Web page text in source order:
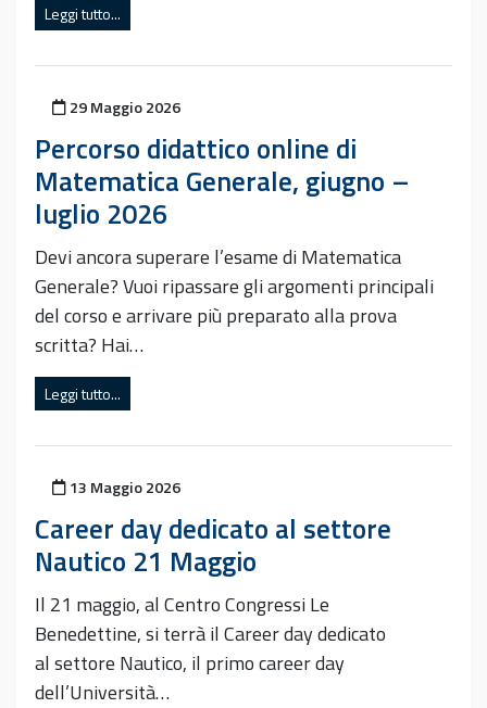
Leggi tutto...
Pubblicato il
29 Maggio 2026
Percorso didattico online di
Matematica Generale, giugno –
luglio 2026
Devi ancora superare l’esame di Matematica
Generale? Vuoi ripassare gli argomenti principali
del corso e arrivare più preparato alla prova
scritta? Hai…
Leggi tutto...
Pubblicato il
13 Maggio 2026
Career day dedicato al settore
Nautico 21 Maggio
Il 21 maggio, al Centro Congressi Le
Benedettine, si terrà il Career day dedicato
al settore Nautico, il primo career day
dell’Università…